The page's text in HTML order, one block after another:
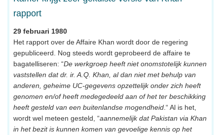
rapport
29 februari 1980
Het rapport over de Affaire Khan wordt door de regering
gepubliceerd. Nog steeds wordt geprobeerd de affaire te
bagatelliseren: “De werkgroep heeft niet onomstotelijk kunnen
vaststellen dat dr. ir. A.Q. Khan, al dan niet met behulp van
anderen, geheime UC-gegevens opzettelijk onder zich heeft
genomen en/of heeft medegedeeld aan of het ter beschikking
heeft gesteld van een buitenlandse mogendheid .“ Al is het,
wordt wel meteen gesteld, “aannemelijk dat Pakistan via Khan
in het bezit is kunnen komen van gevoelige kennis op het